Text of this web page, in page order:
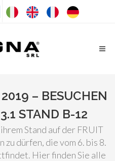
– BESUCHEN
STAND B-12
Stand auf der FRUIT
zu dürfen, die vom 6. bis 8.
Hier finden Sie alle